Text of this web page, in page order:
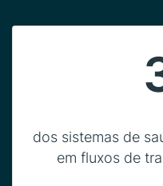
dos sistemas de
em fluxos de